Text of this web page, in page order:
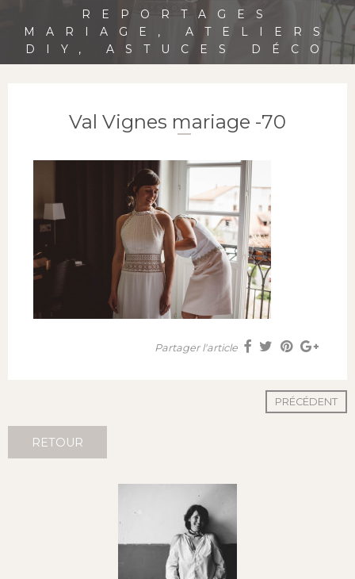
REPORTAGES
MARIAGE, ATELIERS
DIY, ASTUCES DÉCO
Val Vignes mariage -70
Partager l'article
PRÉCÉDENT
RETOUR